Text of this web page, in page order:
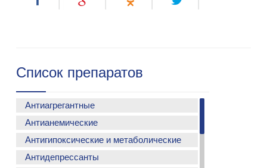
Список препаратов
Антиагрегантные
АСМАДА
Антианемические
ФЕРСИНОЛ С
ФЕРСИНОЛ-Z
Антигипоксические и метаболические
МЕТАКАРТИН
Антидепрессанты